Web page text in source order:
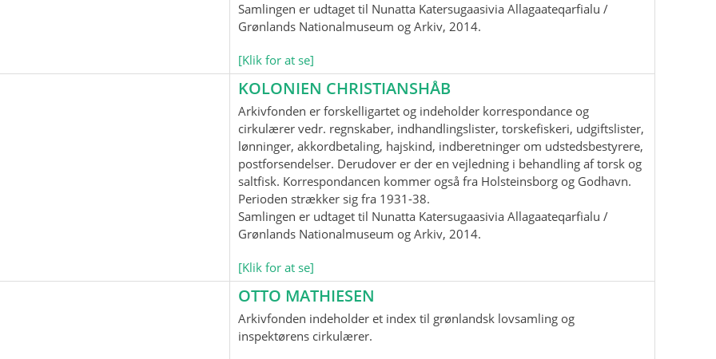
Samlingen er udtaget til Nunatta Katersugaasivia Allagaateqarfialu /
Grønlands Nationalmuseum og Arkiv, 2014.
[Klik for at se]
KOLONIEN CHRISTIANSHÅB
Arkivfonden er forskelligartet og indeholder korrespondance og
cirkulærer vedr. regnskaber, indhandlingslister, torskefiskeri, udgiftslister,
lønninger, akkordbetaling, hajskind, indberetninger om udstedsbestyrere,
postforsendelser. Derudover er der en vejledning i behandling af torsk og
saltfisk. Korrespondancen kommer også fra Holsteinsborg og Godhavn.
Perioden strækker sig fra 1931-38.
Samlingen er udtaget til Nunatta Katersugaasivia Allagaateqarfialu /
Grønlands Nationalmuseum og Arkiv, 2014.
[Klik for at se]
OTTO MATHIESEN
Arkivfonden indeholder et index til grønlandsk lovsamling og
inspektørens cirkulærer.